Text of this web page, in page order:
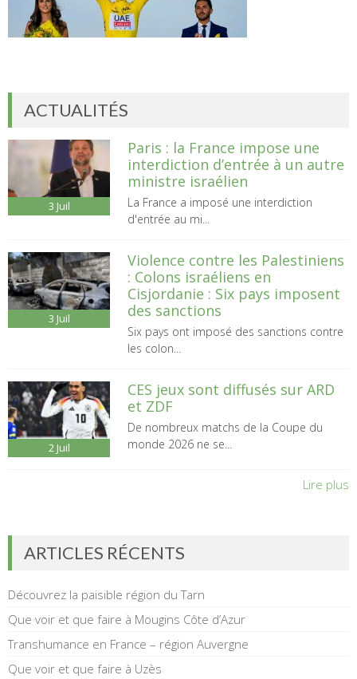
ACTUALITÉS
3 Juil
Paris : la France impose une
interdiction d’entrée à un autre
ministre israélien
La France a imposé une interdiction
d'entrée au mi...
3 Juil
Violence contre les Palestiniens
: Colons israéliens en
Cisjordanie : Six pays imposent
des sanctions
Six pays ont imposé des sanctions contre
les colon...
2 Juil
CES jeux sont diffusés sur ARD
et ZDF
De nombreux matchs de la Coupe du
monde 2026 ne se...
Lire plus
ARTICLES RÉCENTS
Découvrez la paisible région du Tarn
Que voir et que faire à Mougins Côte d’Azur
Transhumance en France – région Auvergne
Que voir et que faire à Uzès